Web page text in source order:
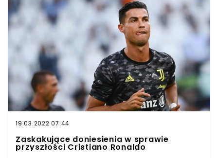
euro za Polaka.Dawid Kownacki blisko przenosin do
EmpoliBeniaminek Serie A pilnie poszukuje nowego
napastnika, którym ma zostać reprezentant PolskiEmpoli
jest skłonne zapłacić za 24-latka ok. 7 milionów
euroDawid Kownacki od ponad dwóch lat jest
zawodnikiem Fortuny Düsseldorf. Polak trafił do
niemieckiego klubu zimą 2019 roku na zasadzie
wypożyczenia z włoskiej Sampdorii Genua. Ostatecznie
zimą 2020 roku trafił do klubu za 6,75 miliona euro i stał
się najdrożej sprowadzonym zawodnikiem w historii
niemieckiego zespołu.Za naszą zachodnią granicą
wychowanek Lecha Poznań nie radził sobie najlepiej. W
pierwszym sezonie Fortuna spadła z Bundesligi, a w
początek sezonu.
19.03.2022 07:44
Zaskakujące doniesienia w sprawie
przyszłości Cristiano Ronaldo